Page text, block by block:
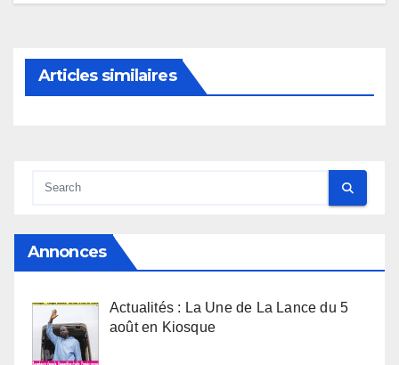
Articles similaires
Annonces
Actualités : La Une de La Lance du 5
août en Kiosque